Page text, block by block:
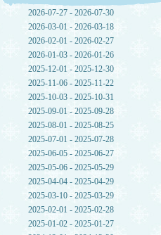
2026-07-27 - 2026-07-30
2026-03-01 - 2026-03-18
2026-02-01 - 2026-02-27
2026-01-03 - 2026-01-26
2025-12-01 - 2025-12-30
2025-11-06 - 2025-11-22
2025-10-03 - 2025-10-31
2025-09-01 - 2025-09-28
2025-08-01 - 2025-08-25
2025-07-01 - 2025-07-28
2025-06-05 - 2025-06-27
2025-05-06 - 2025-05-29
2025-04-04 - 2025-04-29
2025-03-10 - 2025-03-29
2025-02-01 - 2025-02-28
2025-01-02 - 2025-01-27